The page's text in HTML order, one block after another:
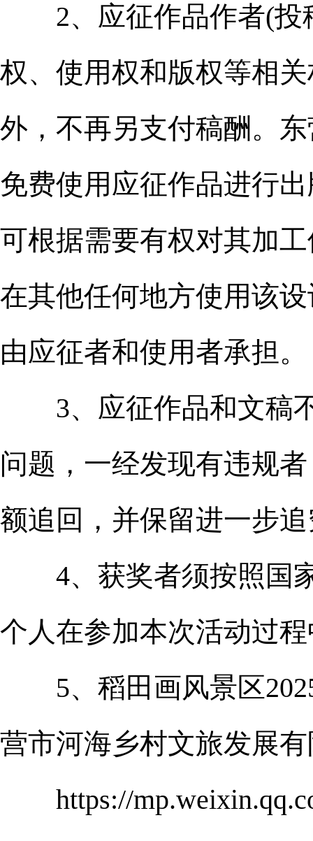
2、应征作品作者(投
权、使用权和版权等相
外，不再另支付稿酬。
免费使用应征作品进行
可根据需要有权对其加
在其他任何地方使用该
由应征者和使用者承担。
3、应征作品和文稿不
问题，一经发现有违规
额追回，并保留进一步
4、获奖者须按照国家
个人在参加本次活动过
5、稻田画风景区
营市河海乡村文旅发
https://